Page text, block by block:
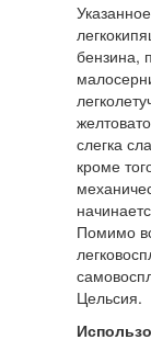
бензина,
слегка
кроме
Помимо
Цельсия.